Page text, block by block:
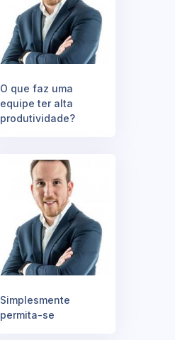
O que faz uma
equipe ter alta
produtividade?
Simplesmente
permita-se